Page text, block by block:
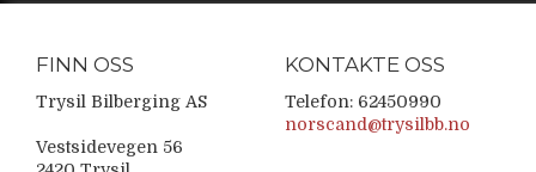
FINN OSS
Trysil Bilberging AS
Vestsidevegen 56
KONTAKTE OSS
Telefon: 62450990
norscand@trysilbb.no